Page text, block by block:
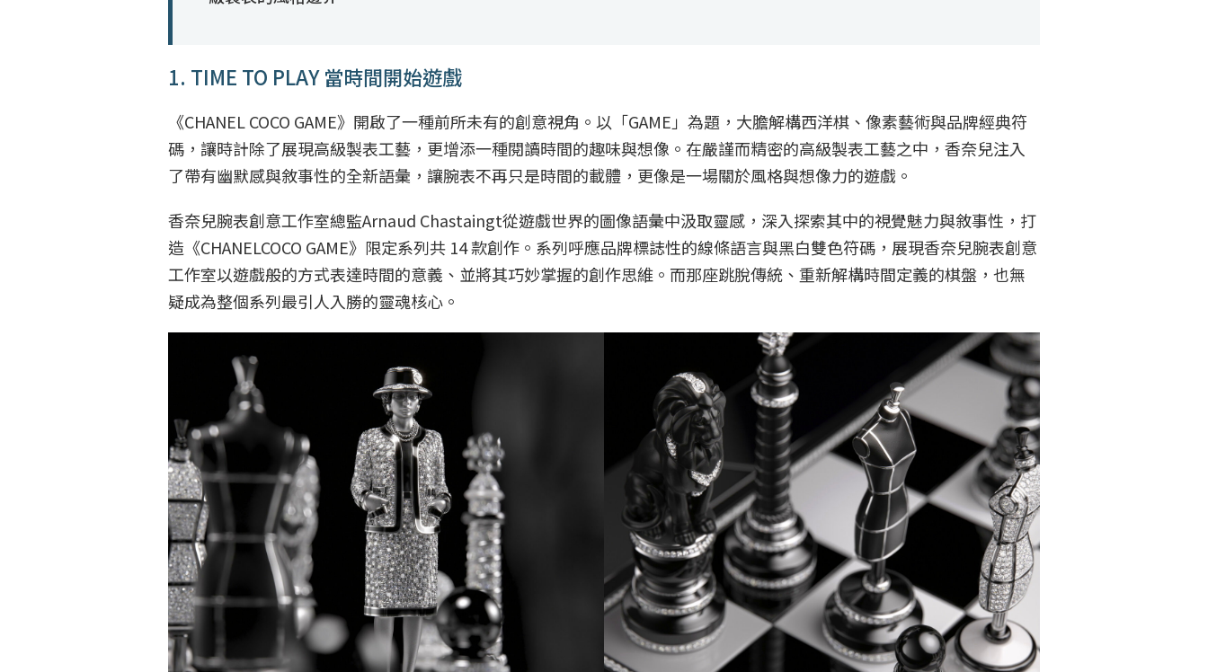
1. TIME TO PLAY 當時間開始遊戲
《CHANEL COCO GAME》開啟了一種前所未有的創意視角。以「GAME」為題，大膽解構西洋棋、像素藝術與品牌經典符
碼，讓時計除了展現高級製表工藝，更增添一種閱讀時間的趣味與想像。在嚴謹而精密的高級製表工藝之中，香奈兒注入
了帶有幽默感與敘事性的全新語彙，讓腕表不再只是時間的載體，更像是一場關於風格與想像力的遊戲。
香奈兒腕表創意工作室總監Arnaud Chastaingt從遊戲世界的圖像語彙中汲取靈感，深入探索其中的視覺魅力與敘事性，打
造《CHANELCOCO GAME》限定系列共 14 款創作。系列呼應品牌標誌性的線條語言與黑白雙色符碼，展現香奈兒腕表創意
工作室以遊戲般的方式表達時間的意義、並將其巧妙掌握的創作思維。而那座跳脫傳統、重新解構時間定義的棋盤，也無
疑成為整個系列最引人入勝的靈魂核心。